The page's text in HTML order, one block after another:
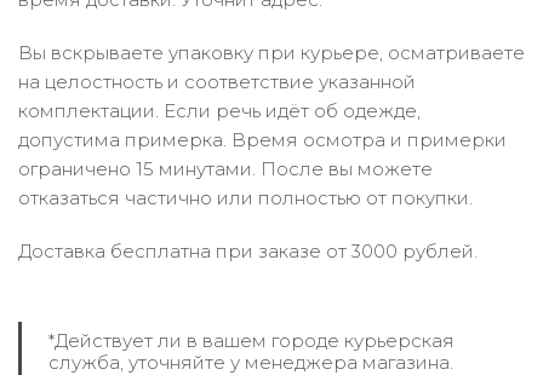
Вы вскрываете упаковку при курьере, осматриваете
на целостность и соответствие указанной
комплектации. Если речь идёт об одежде,
допустима примерка. Время осмотра и примерки
ограничено 15 минутами. После вы можете
отказаться частично или полностью от покупки.
Доставка бесплатна при заказе от 3000 рублей.
*Действует ли в вашем городе курьерская
служба, уточняйте у менеджера магазина.